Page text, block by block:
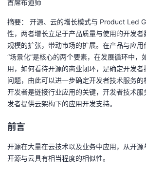
我
的
博
客
我
的
论
坛
我
的
圈
子
我
的
直
我
的
我
首席布道师
摘要： 开源、云的增长模式与 Product Led
性，两者增长立足于产品质量与使用的开发者
规模的扩张，带动市场的扩展。在产品与应用
“场景化”是核心的两个要素，在发展循环中，
用，如何看待开源的商业闭环，是确定开发
问题，由此可以进一步确定开发者技术服务
开发者是链接行业应用的关键，开发者技术
发者提供云架构下的应用开发支持。
前言
开源在大量在云技术以及业务中应用，从开源
开源与云具有相当程度的相似性。